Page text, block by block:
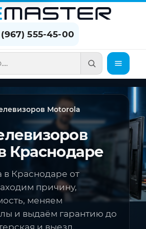
(967) 555-45-00
Motorola
Краснодаре
Краснодаре от
причину,
меняем
и выдаём гарантию до